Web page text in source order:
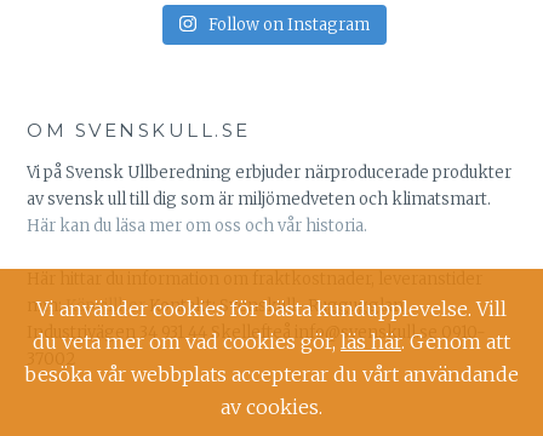
Follow on Instagram
OM SVENSKULL.SE
Vi på Svensk Ullberedning erbjuder närproducerade produkter
av svensk ull till dig som är miljömedveten och klimatsmart.
Här kan du läsa mer om oss och vår historia.
mm:KöpvillkorKontakt: Svenskull -Ruggugglan
Industrivägen 34 931 44 Skellefteå info@svenskull.se 0910-
Vi använder cookies för bästa kundupplevelse. Vill
du veta mer om vad cookies gör, läs här. Genom att
besöka vår webbplats accepterar du vårt användande
av cookies.